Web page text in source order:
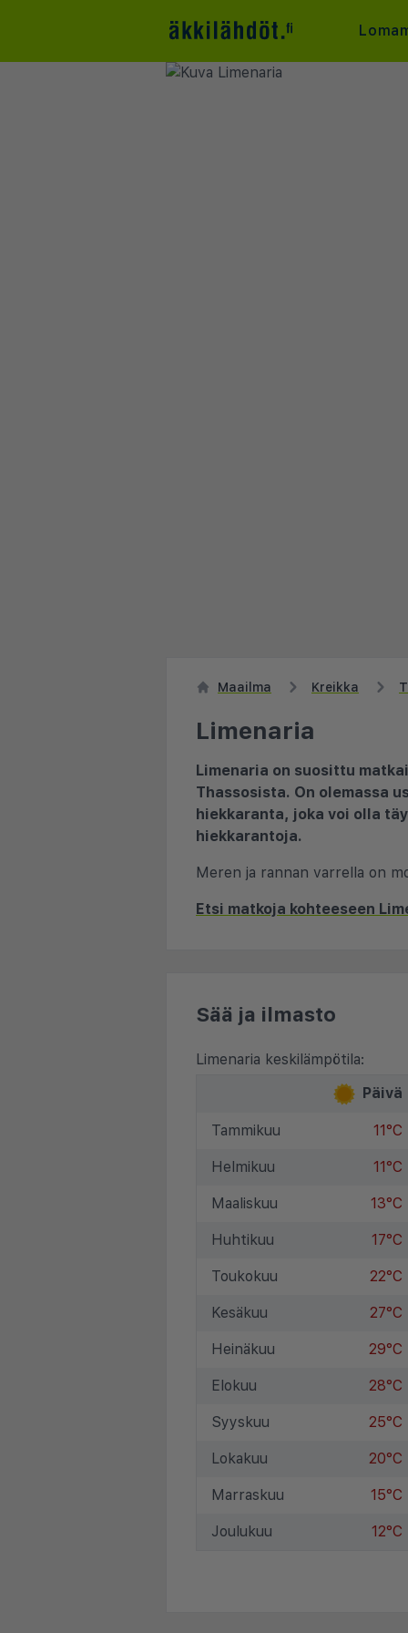
Maailma Kreikka
Limenaria
Limenaria on suosittu
Thassosista. On olemassa
hiekkaranta, joka voi olla
hiekkarantoja.
Meren ja rannan varrella on
Etsi matkoja kohteeseen
Sää ja ilmasto
Limenaria keskilämpötila:
Päivä
Tammikuu 11°C
Helmikuu 11°C
Maaliskuu 13°C
Huhtikuu 17°C
Toukokuu 22°C
Kesäkuu 27°C
Heinäkuu 29°C
Elokuu 28°C
Syyskuu 25°C
Lokakuu 20°C
Marraskuu 15°C
Joulukuu 12°C